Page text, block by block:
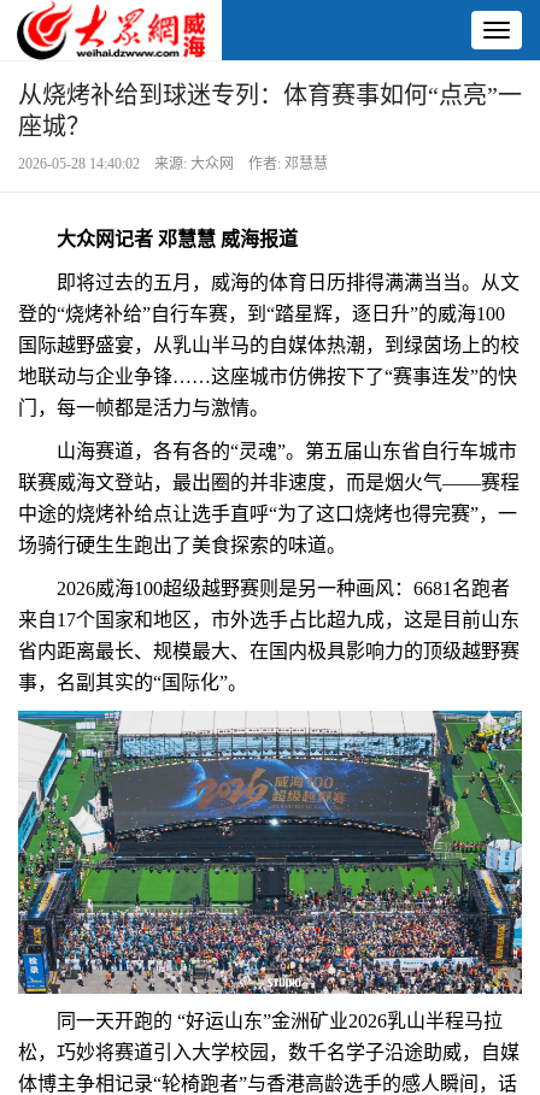
从烧烤补给到球迷专列：体育赛事如何“点亮”一
座城？
2026-05-28 14:40:02 来源: 大众网 作者: 邓慧慧
大众网记者 邓慧慧 威海报道
即将过去的五月，威海的体育日历排得满满当当。从文
登的“烧烤补给”自行车赛，到“踏星辉，逐日升”的威海100
国际越野盛宴，从乳山半马的自媒体热潮，到绿茵场上的校
地联动与企业争锋……这座城市仿佛按下了“赛事连发”的快
门，每一帧都是活力与激情。
山海赛道，各有各的“灵魂”。第五届山东省自行车城市
联赛威海文登站，最出圈的并非速度，而是烟火气——赛程
中途的烧烤补给点让选手直呼“为了这口烧烤也得完赛”，一
场骑行硬生生跑出了美食探索的味道。
2026威海100超级越野赛则是另一种画风：6681名跑者
来自17个国家和地区，市外选手占比超九成，这是目前山东
省内距离最长、规模最大、在国内极具影响力的顶级越野赛
事，名副其实的“国际化”。
同一天开跑的 “好运山东”金洲矿业2026乳山半程马拉
松，巧妙将赛道引入大学校园，数千名学子沿途助威，自媒
体博主争相记录“轮椅跑者”与香港高龄选手的感人瞬间，话